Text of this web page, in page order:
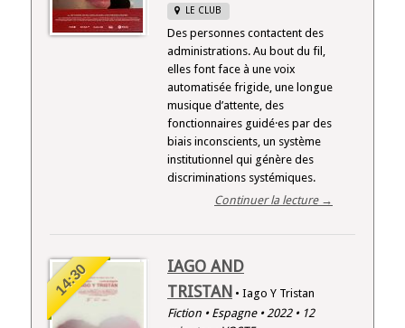
LE CLUB
Des personnes contactent des
administrations. Au bout du fil,
elles font face à une voix
automatisée frigide, une longue
musique d’attente, des
fonctionnaires guidé·es par des
biais inconscients, un système
institutionnel qui génère des
discriminations systémiques.
Continuer la lecture →
14:30
IAGO AND
TRISTAN • Iago Y Tristan
Fiction • Espagne • 2022 • 12